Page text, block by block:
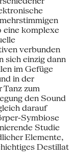
eine komplexe
verbunden
sich einzig dann
im Gefüge
in der
Tanz zum
den Sound
darauf
Symbiose
Studie
Elemente,
Destillat